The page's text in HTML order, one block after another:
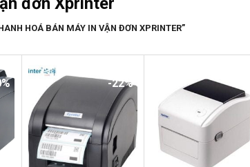
HOÁ BÁN MÁY IN VẬN ĐƠN XPRINTER”
-22% -19%